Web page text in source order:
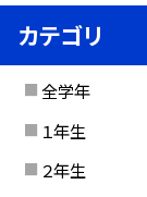
カテゴリ
全学年
１年生
２年生